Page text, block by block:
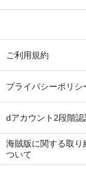
ご利用規約
プライバシーポリシ
dアカウント2段階認
海賊版に関する取り
ついて